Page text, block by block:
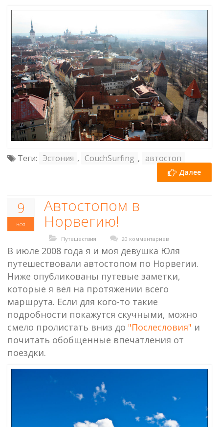
Теги: Эстония , CouchSurfing , автостоп
Далее
9
ноя
Автостопом в
Норвегию!
Путешествия 20 комментариев
В июле 2008 года я и моя девушка Юля
путешествовали автостопом по Норвегии.
Ниже опубликованы путевые заметки,
которые я вел на протяжении всего
маршрута. Если для кого-то такие
подробности покажутся скучными, можно
смело пролистать вниз до "Послесловия" и
почитать обобщенные впечатления от
поездки.